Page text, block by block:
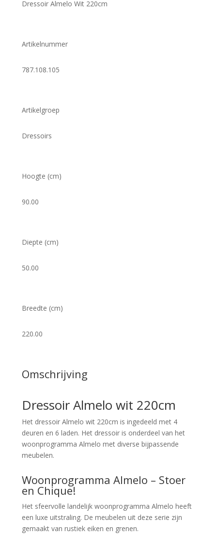
Dressoir Almelo Wit 220cm
Artikelnummer
787.108.105
Artikelgroep
Dressoirs
Hoogte (cm)
90.00
Diepte (cm)
50.00
Breedte (cm)
220.00
Omschrijving
Dressoir Almelo wit 220cm
Het dressoir Almelo wit 220cm is ingedeeld met 4
deuren en 6 laden. Het dressoir is onderdeel van het
woonprogramma Almelo met diverse bijpassende
meubelen.
Woonprogramma Almelo – Stoer
en Chique!
Het sfeervolle landelijk woonprogramma Almelo heeft
een luxe uitstraling. De meubelen uit deze serie zijn
gemaakt van rustiek eiken en grenen.